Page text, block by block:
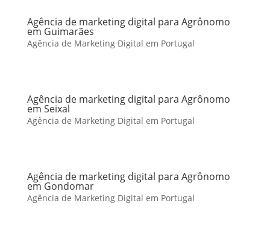
Agência de marketing digital para Agrônomo
em Guimarães
Agência de Marketing Digital em Portugal
Agência de marketing digital para Agrônomo
em Seixal
Agência de Marketing Digital em Portugal
Agência de marketing digital para Agrônomo
em Gondomar
Agência de Marketing Digital em Portugal